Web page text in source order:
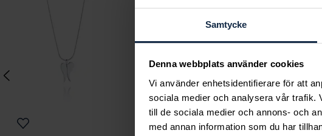
Samtycke
Denna webbplats använder cookies
Vi använder enhetsidentifierare för att
sociala medier och analysera vår trafik.
till de sociala medier och annons- och
med annan information som du har